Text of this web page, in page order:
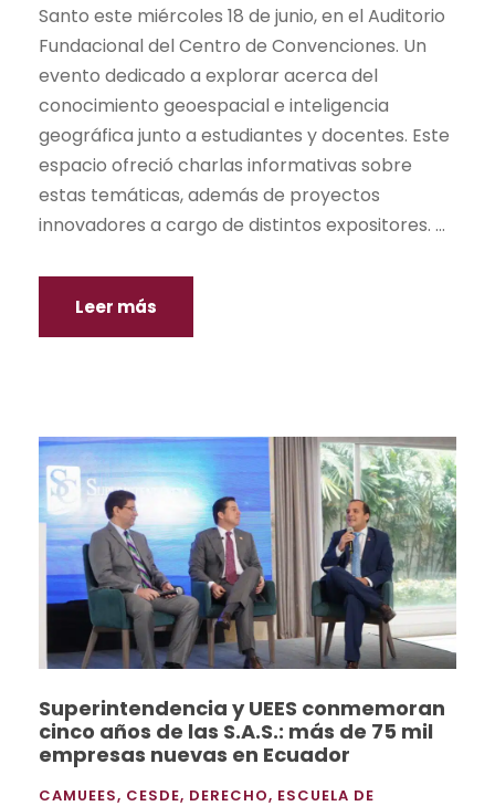
Santo este miércoles 18 de junio, en el Auditorio
Fundacional del Centro de Convenciones. Un
evento dedicado a explorar acerca del
conocimiento geoespacial e inteligencia
geográfica junto a estudiantes y docentes. Este
espacio ofreció charlas informativas sobre
estas temáticas, además de proyectos
innovadores a cargo de distintos expositores. ...
Leer más
Superintendencia y UEES conmemoran
cinco años de las S.A.S.: más de 75 mil
empresas nuevas en Ecuador
CAMUEES, CESDE, DERECHO, ESCUELA DE